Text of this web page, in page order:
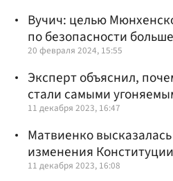
Вучич: целью
по безопасности
20 февраля 2024, 15:55
Эксперт объяснил,
стали самыми
11 декабря 2023, 16:47
Матвиенко
изменения Конституции
11 декабря 2023, 16:08